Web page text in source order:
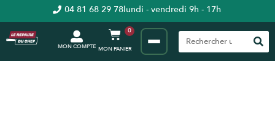
04 81 68 29 78lundi - vendredi 9h - 17h
MON COMPTE
0